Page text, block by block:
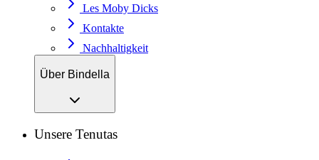
Les Moby Dicks
Kontakte
Nachhaltigkeit
Über Bindella
Unsere Tenutas